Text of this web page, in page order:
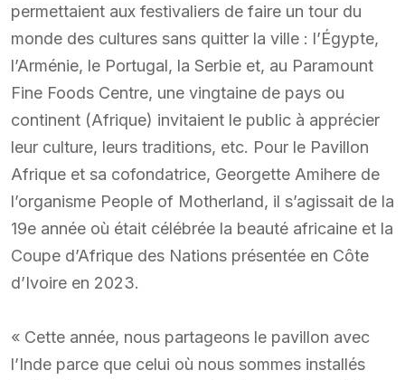
permettaient aux festivaliers de faire un tour du
monde des cultures sans quitter la ville : l’Égypte,
l’Arménie, le Portugal, la Serbie et, au Paramount
Fine Foods Centre, une vingtaine de pays ou
continent (Afrique) invitaient le public à apprécier
leur culture, leurs traditions, etc. Pour le Pavillon
Afrique et sa cofondatrice, Georgette Amihere de
l’organisme People of Motherland, il s’agissait de la
19e année où était célébrée la beauté africaine et la
Coupe d’Afrique des Nations présentée en Côte
d’Ivoire en 2023.
« Cette année, nous partageons le pavillon avec
l’Inde parce que celui où nous sommes installés